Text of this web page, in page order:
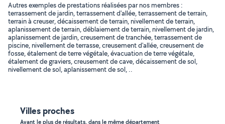
Autres exemples de prestations réalisées par nos membres :
terrassement de jardin, terrassement d'allée, terrassement de terrain,
terrain à creuser, décaissement de terrain, nivellement de terrain,
aplanissement de terrain, déblaiement de terrain, nivellement de jardin,
aplanissement de jardin, creusement de tranchée, terrassement de
piscine, nivellement de terrasse, creusement d'allée, creusement de
fosse, étalement de terre végétale, évacuation de terre végétale,
étalement de graviers, creusement de cave, décaissement de sol,
nivellement de sol, aplanissement de sol, ..
Villes proches
Ayant le plus de résultats, dans le même département